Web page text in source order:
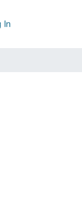
In